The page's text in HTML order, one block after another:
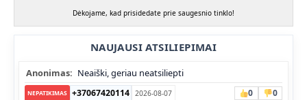
Dėkojame, kad prisidedate prie saugesnio tinklo!
NAUJAUSI ATSILIEPIMAI
Anonimas: Neaiški, geriau neatsiliepti
NEPATIKIMAS +37067420114 2026-08-07 0 0